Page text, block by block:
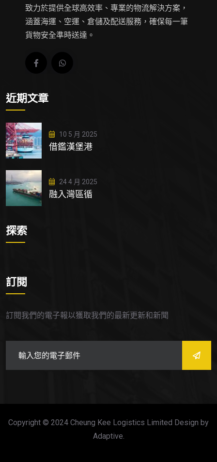
致力於提供全球高效率、專業的物流解決方案，
涵蓋海運、空運、倉儲及配送服務，確保每一筆
貨物安全準時送達。
近期文章
10 5 月 2025
借鑑漢堡港
24 4 月 2025
融入灣區循
探索
訂閱
訂閱我們的電子報以獲取我們的最新更新和新聞
Copyright © 2024 Cheung Kee Logistics Limited Design by
Adaptive.